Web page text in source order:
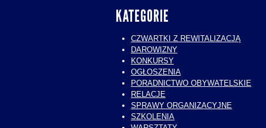
KATEGORIE
CZWARTKI Z REWITALIZACJĄ
DAROWIZNY
KONKURSY
OGŁOSZENIA
PORADNICTWO OBYWATELSKIE
RELACJE
SPRAWY ORGANIZACYJNE
SZKOLENIA